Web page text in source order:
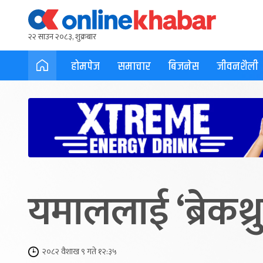
२२ साउन २०८३, शुक्रबार
होमपेज समाचार बिजनेस जीवनशैली
यमाललाई
२०८२ वैशाख ९ गते १२:३५